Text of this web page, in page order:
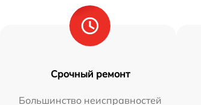
Срочный ремонт
Большинство неисправностей